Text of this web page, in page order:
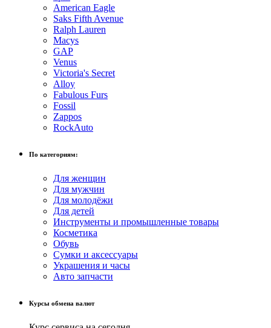
American Eagle
Saks Fifth Avenue
Ralph Lauren
Macys
GAP
Venus
Victoria's Secret
Alloy
Fabulous Furs
Fossil
Zappos
RockAuto
По категориям:
Для женщин
Для мужчин
Для молодёжи
Для детей
Инструменты и промышленные товары
Косметика
Обувь
Сумки и аксессуары
Украшения и часы
Авто запчасти
Курсы обмена валют